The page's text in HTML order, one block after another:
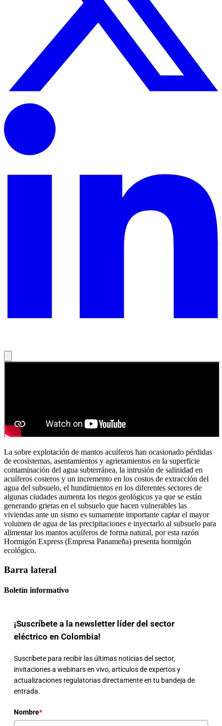
La sobre explotación de mantos acuíferos han ocasionado pérdidas
de ecosistemas, asentamientos y agrietamientos en la superficie
contaminación del agua subterránea, la intrusión de salinidad en
acuíferos costeros y un incremento en los costos de extracción del
agua del subsuelo, el hundimientos en los diferentes sectores de
algunas ciudades aumenta los riegos geológicos ya que se están
generando grietas en el subsuelo que hacen vulnerables las
viviendas ante un sismo es sumamente importante captar el mayor
volumen de agua de las precipitaciones e inyectarlo al subsuelo para
alimentar los mantos acuíferos de forma natural, por esta razón
Hormigón Express (Empresa Panameña) presenta hormigón
ecológico.
Barra lateral
Boletín informativo
¡Suscríbete a la newsletter líder del sector
eléctrico en Colombia!
Suscríbete para recibir las últimas noticias del sector,
invitaciones a webinars en vivo, artículos de expertos y
actualizaciones regulatorias directamente en tu bandeja de
entrada.
Nombre*